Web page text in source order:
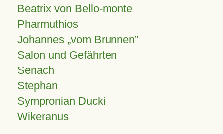
Beatrix von Bello-monte
Pharmuthios
Johannes vom Brunnen
Salon und Gefährten
Senach
Stephan
Sympronian Ducki
Wikeranus